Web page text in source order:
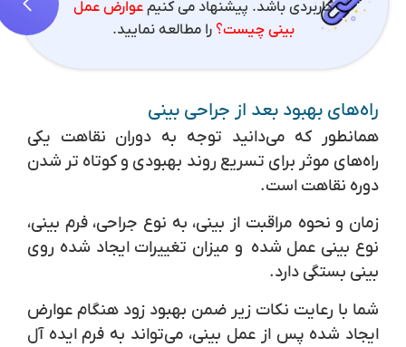
کاربردی باشد. پیشنهاد می کنیمعوارض عمل
بینی چیست؟ را مطالعه نمایید.
راه‌های بهبود بعد از جراحی بینی
همانطور که می‌دانید توجه به دوران نقاهت یکی
راه‌های موثر برای تسریع روند بهبودی و کوتاه تر شدن
دوره نقاهت است.
زمان و نحوه مراقبت از بینی، به نوع جراحی، فرم بینی،
نوع بینی عمل شده و میزان تغییرات ایجاد شده روی
بینی بستگی دارد.
شما با رعایت نکات زیر ضمن بهبود زود هنگام عوارض
ایجاد شده پس از عمل بینی، می‌تواند به فرم ایده آل